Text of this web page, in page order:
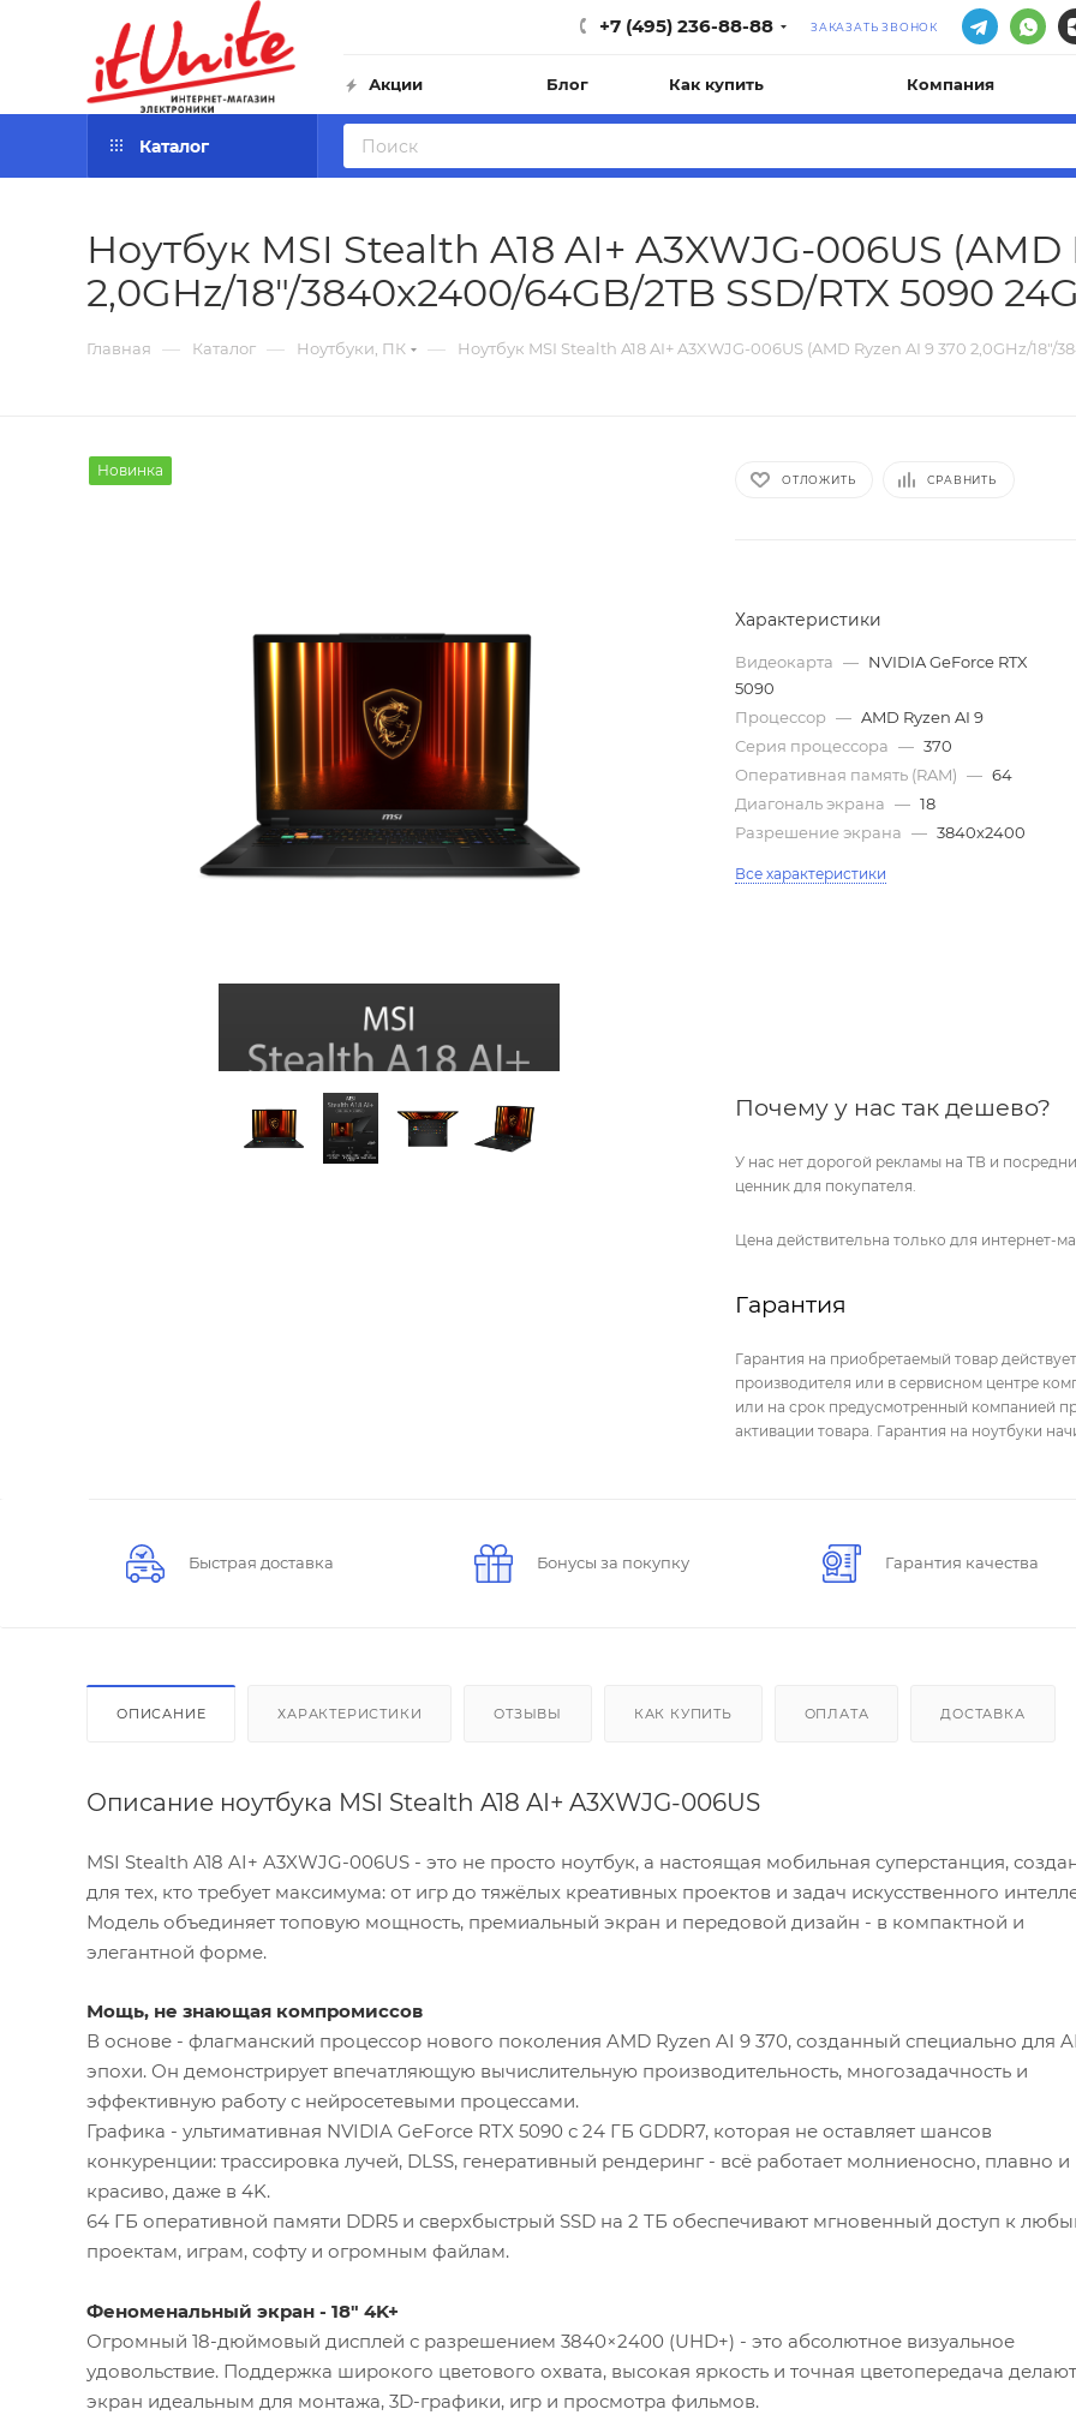
+7 (495) 236-88-88 ЗАКАЗАТЬ ЗВОНОК
Акции Блог Как купить Компания
Каталог
Ноутбук MSI Stealth A18 AI+ A3XWJG-006US (AMD
2,0GHz/18"/3840x2400/64GB/2TB SSD/RTX 5090
Главная — Каталог — Ноутбуки, ПК — Ноутбук MSI Stealth A18 AI+ A3XWJG-006US (AMD Ryzen AI 9 370 2,0GHz/18"/
Новинка
ОТЛОЖИТЬ СРАВНИТЬ
Характеристики
Видеокарта — NVIDIA GeForce RTX
5090
Процессор — AMD Ryzen AI 9
Серия процессора — 370
Оперативная память (RAM) — 64
Диагональ экрана — 18
Разрешение экрана — 3840x2400
Все характеристики
Почему у нас так дешево?
У нас нет дорогой рекламы на ТВ и
ценник для покупателя.
Цена действительна только для интернет-
Гарантия
Гарантия на приобретаемый товар
производителя или в сервисном центре
или на срок предусмотренный компанией
активации товара. Гарантия на ноутбуки
Быстрая доставка Бонусы за покупку Гарантия качества
ОПИСАНИЕ ХАРАКТЕРИСТИКИ ОТЗЫВЫ КАК КУПИТЬ ОПЛАТА ДОСТАВКА
Описание ноутбука MSI Stealth A18 AI+ A3XWJG-006US
MSI Stealth A18 AI+ A3XWJG-006US - это не просто ноутбук, а настоящая мобильная суперстанция,
для тех, кто требует максимума: от игр до тяжёлых креативных проектов и задач искусственного
Модель объединяет топовую мощность, премиальный экран и передовой дизайн - в компактной и
элегантной форме.
Мощь, не знающая компромиссов
В основе - флагманский процессор нового поколения AMD Ryzen AI 9 370, созданный специально для
эпохи. Он демонстрирует впечатляющую вычислительную производительность, многозадачность и
эффективную работу с нейросетевыми процессами.
Графика - ультимативная NVIDIA GeForce RTX 5090 с 24 ГБ GDDR7, которая не оставляет шансов
конкуренции: трассировка лучей, DLSS, генеративный рендеринг - всё работает молниеносно, плавно и
красиво, даже в 4K.
64 ГБ оперативной памяти DDR5 и сверхбыстрый SSD на 2 ТБ обеспечивают мгновенный доступ к
проектам, играм, софту и огромным файлам.
Феноменальный экран - 18" 4K+
Огромный 18-дюймовый дисплей с разрешением 3840×2400 (UHD+) - это абсолютное визуальное
удовольствие. Поддержка широкого цветового охвата, высокая яркость и точная цветопередача делают
экран идеальным для монтажа, 3D-графики, игр и просмотра фильмов.